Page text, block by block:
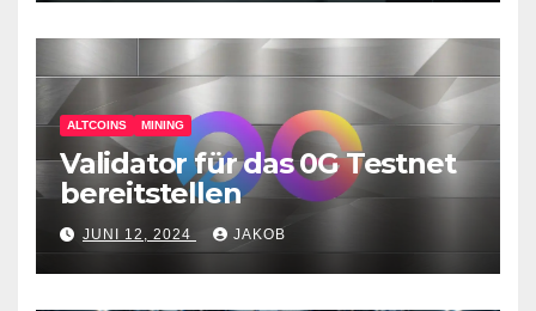
ALTCOINS MINING
Validator für das 0G Testnet
bereitstellen
JUNI 12, 2024 JAKOB